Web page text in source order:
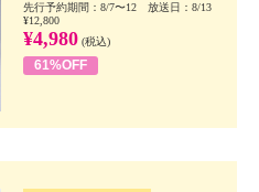
先行予約期間：8/7〜12 放送日：8/13
¥12,800
¥4,980 (税込)
61%OFF